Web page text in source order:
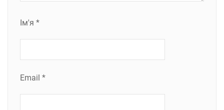
Ім'я *
Email *